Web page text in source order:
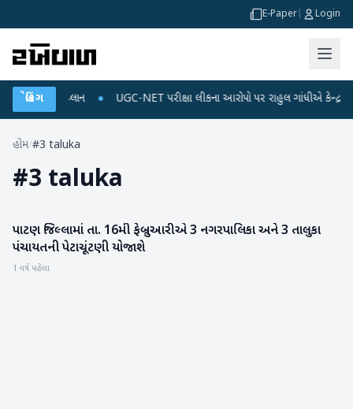
E-Paper Login
બ્રેકિંગ
અને ડેટા પ્લાન ● UGC-NET પરીક્ષા લીકના આરોપો પર રાહુલ ગાંધીએ કેન્દ્ર પર
હોમ/#3 taluka
#3 taluka
પાટણ
પાટણ જિલ્લામાં તા. 16મી ફેબ્રુઆરીએ 3 નગરપાલિકા અને 3 તાલુકા
પંચાયતની પેટાચૂંટણી યોજાશે
1 વર્ષ પહેલા